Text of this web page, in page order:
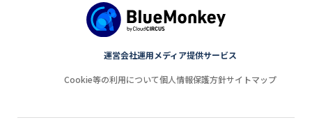
運営会社運用メディア提供サービス
Cookie等の利用について個人情報保護方針サイトマップ